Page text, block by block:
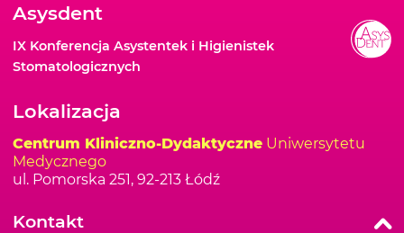
Asysdent
IX Konferencja Asystentek i Higienistek
Stomatologicznych
Lokalizacja
Centrum Kliniczno-Dydaktyczne Uniwersytetu
Medycznego
ul. Pomorska 251, 92-213 Łódź
Kontakt